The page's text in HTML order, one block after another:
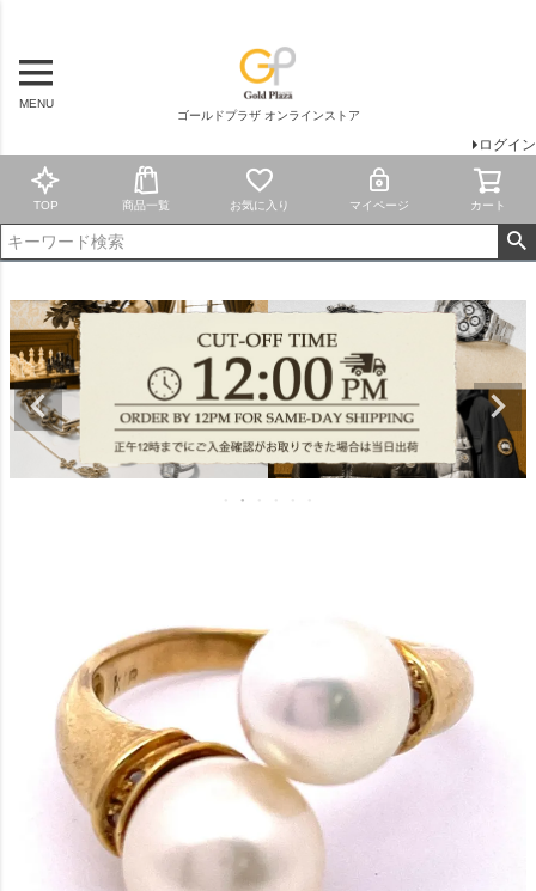
MENU
ゴールドプラザ オンラインストア
ログイン
TOP 商品一覧 お気に入り マイページ カート